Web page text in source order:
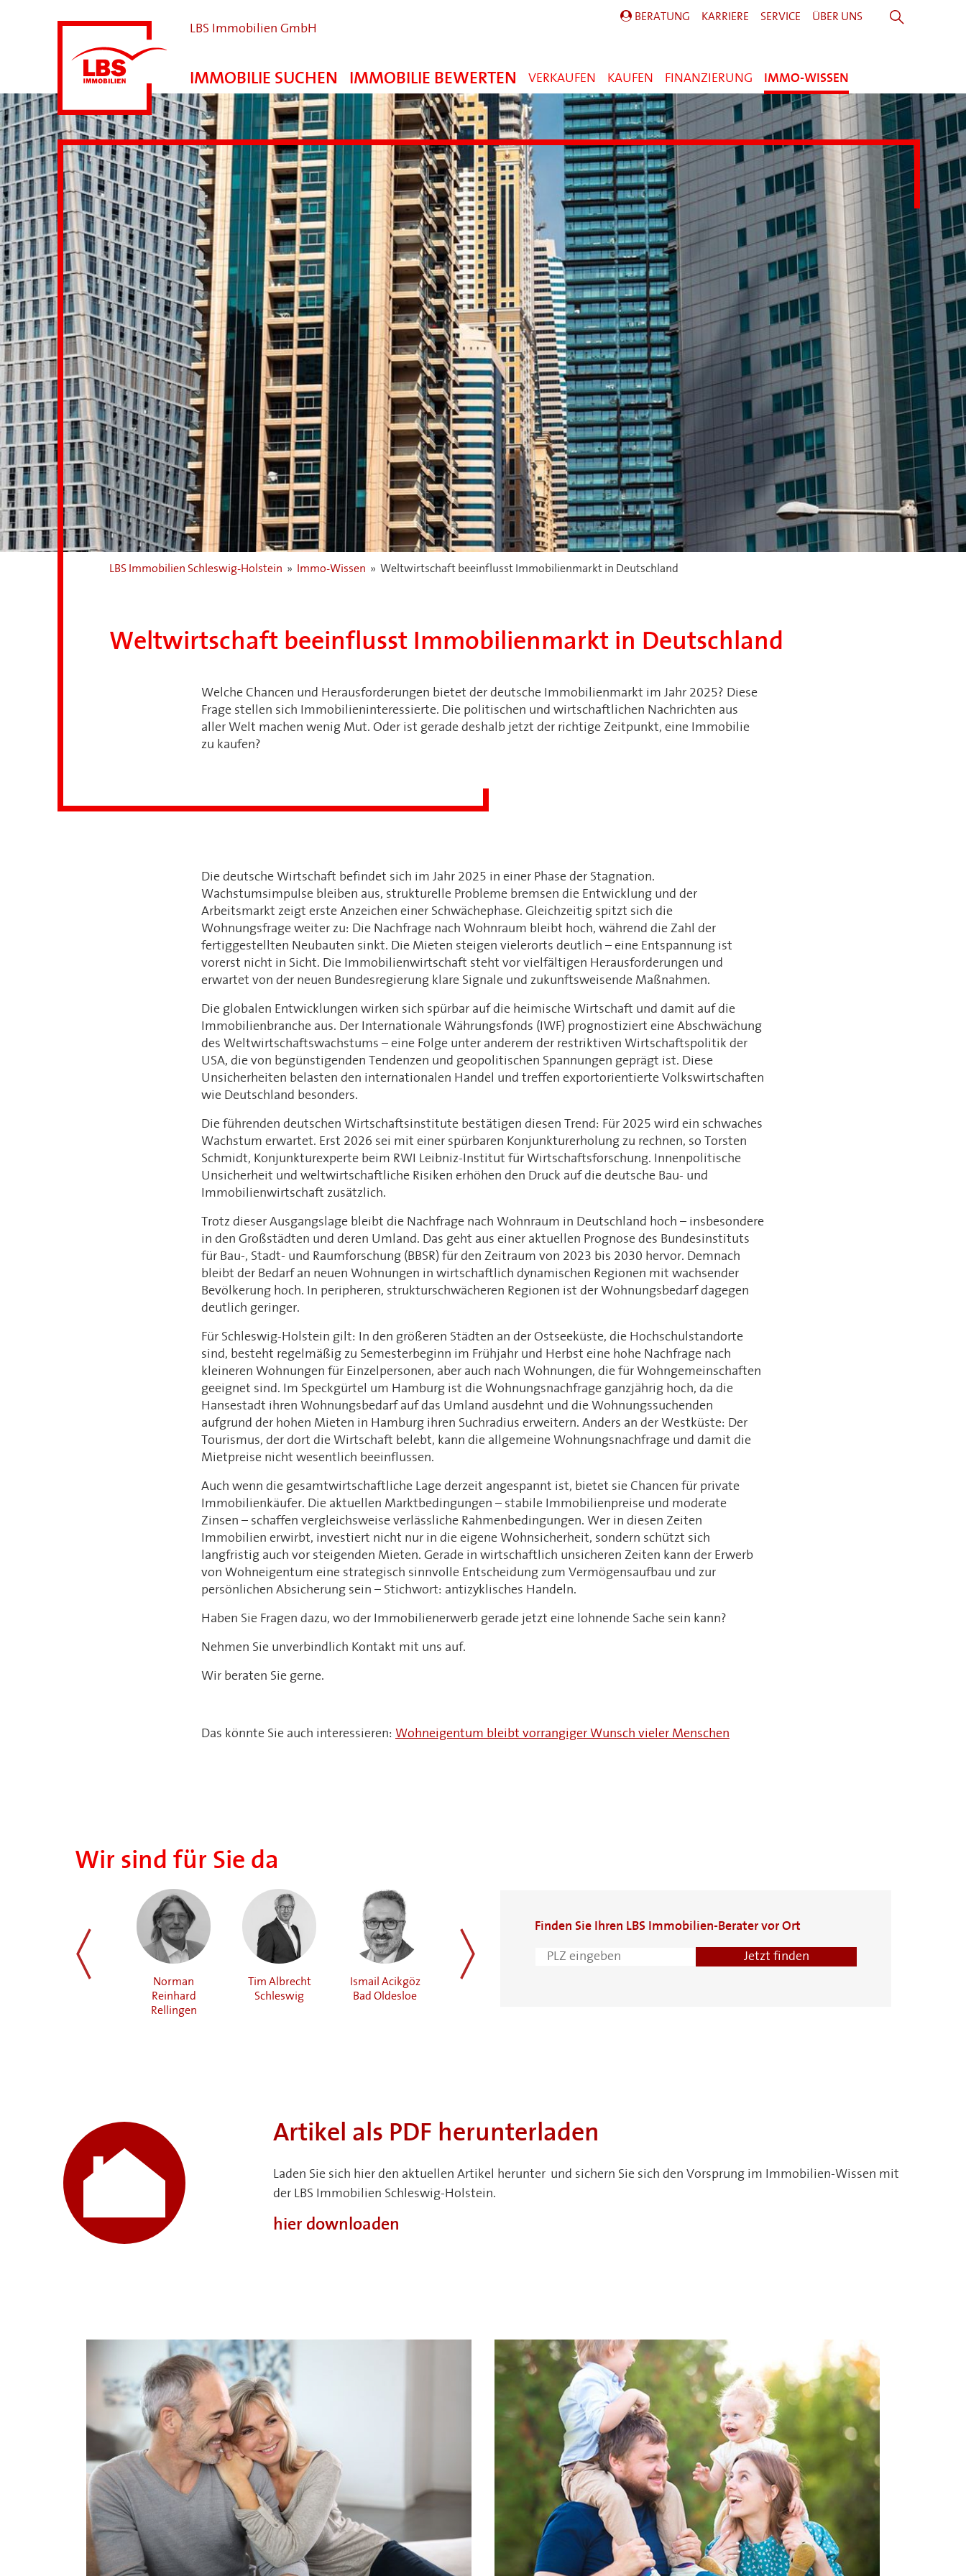
LBS Immobilien GmbH
IMMOBILIE SUCHEN IMMOBILIE BEWERTEN VERKAUFEN KAUFEN FINANZIERUNG IMMO-WISSEN
BERATUNG KARRIERE SERVICE ÜBER UNS
LBS Immobilien Schleswig-Holstein » Immo-Wissen » Weltwirtschaft beeinflusst Immobilienmarkt in Deutschland
Weltwirtschaft beeinflusst Immobilienmarkt in Deutschland
Welche Chancen und Herausforderungen bietet der deutsche Immobilienmarkt im Jahr 2025? Diese
Frage stellen sich Immobilieninteressierte. Die politischen und wirtschaftlichen Nachrichten aus
aller Welt machen wenig Mut. Oder ist gerade deshalb jetzt der richtige Zeitpunkt, eine Immobilie
zu kaufen?
Die deutsche Wirtschaft befindet sich im Jahr 2025 in einer Phase der Stagnation.
Wachstumsimpulse bleiben aus, strukturelle Probleme bremsen die Entwicklung und der
Arbeitsmarkt zeigt erste Anzeichen einer Schwächephase. Gleichzeitig spitzt sich die
Wohnungsfrage weiter zu: Die Nachfrage nach Wohnraum bleibt hoch, während die Zahl der
fertiggestellten Neubauten sinkt. Die Mieten steigen vielerorts deutlich – eine Entspannung ist
vorerst nicht in Sicht. Die Immobilienwirtschaft steht vor vielfältigen Herausforderungen und
erwartet von der neuen Bundesregierung klare Signale und zukunftsweisende Maßnahmen.
Die globalen Entwicklungen wirken sich spürbar auf die heimische Wirtschaft und damit auf die
Immobilienbranche aus. Der Internationale Währungsfonds (IWF) prognostiziert eine Abschwächung
des Weltwirtschaftswachstums – eine Folge unter anderem der restriktiven Wirtschaftspolitik der
USA, die von begünstigenden Tendenzen und geopolitischen Spannungen geprägt ist. Diese
Unsicherheiten belasten den internationalen Handel und treffen exportorientierte Volkswirtschaften
wie Deutschland besonders.
Die führenden deutschen Wirtschaftsinstitute bestätigen diesen Trend: Für 2025 wird ein schwaches
Wachstum erwartet. Erst 2026 sei mit einer spürbaren Konjunkturerholung zu rechnen, so Torsten
Schmidt, Konjunkturexperte beim RWI Leibniz-Institut für Wirtschaftsforschung. Innenpolitische
Unsicherheit und weltwirtschaftliche Risiken erhöhen den Druck auf die deutsche Bau- und
Immobilienwirtschaft zusätzlich.
Trotz dieser Ausgangslage bleibt die Nachfrage nach Wohnraum in Deutschland hoch – insbesondere
in den Großstädten und deren Umland. Das geht aus einer aktuellen Prognose des Bundesinstituts
für Bau-, Stadt- und Raumforschung (BBSR) für den Zeitraum von 2023 bis 2030 hervor. Demnach
bleibt der Bedarf an neuen Wohnungen in wirtschaftlich dynamischen Regionen mit wachsender
Bevölkerung hoch. In peripheren, strukturschwächeren Regionen ist der Wohnungsbedarf dagegen
deutlich geringer.
Für Schleswig-Holstein gilt: In den größeren Städten an der Ostseeküste, die Hochschulstandorte
sind, besteht regelmäßig zu Semesterbeginn im Frühjahr und Herbst eine hohe Nachfrage nach
kleineren Wohnungen für Einzelpersonen, aber auch nach Wohnungen, die für Wohngemeinschaften
geeignet sind. Im Speckgürtel um Hamburg ist die Wohnungsnachfrage ganzjährig hoch, da die
Hansestadt ihren Wohnungsbedarf auf das Umland ausdehnt und die Wohnungssuchenden
aufgrund der hohen Mieten in Hamburg ihren Suchradius erweitern. Anders an der Westküste: Der
Tourismus, der dort die Wirtschaft belebt, kann die allgemeine Wohnungsnachfrage und damit die
Mietpreise nicht wesentlich beeinflussen.
Auch wenn die gesamtwirtschaftliche Lage derzeit angespannt ist, bietet sie Chancen für private
Immobilienkäufer. Die aktuellen Marktbedingungen – stabile Immobilienpreise und moderate
Zinsen – schaffen vergleichsweise verlässliche Rahmenbedingungen. Wer in diesen Zeiten
Immobilien erwirbt, investiert nicht nur in die eigene Wohnsicherheit, sondern schützt sich
langfristig auch vor steigenden Mieten. Gerade in wirtschaftlich unsicheren Zeiten kann der Erwerb
von Wohneigentum eine strategisch sinnvolle Entscheidung zum Vermögensaufbau und zur
persönlichen Absicherung sein – Stichwort: antizyklisches Handeln.
Haben Sie Fragen dazu, wo der Immobilienerwerb gerade jetzt eine lohnende Sache sein kann?
Nehmen Sie unverbindlich Kontakt mit uns auf.
Wir beraten Sie gerne.
Das könnte Sie auch interessieren: Wohneigentum bleibt vorrangiger Wunsch vieler Menschen
Finden Sie Ihren LBS Immobilien-Berater vor Ort
Wir sind für Sie da
Norman
Reinhard
Rellingen
Tim Albrecht
Schleswig
Ismail Acikgöz
Bad Oldesloe
Jan-Pieter Frick
Artikel als PDF herunterladen
Laden Sie sich hier den aktuellen Artikel herunter und sichern Sie sich den Vorsprung im Immobilien-Wissen mit
der LBS Immobilien Schleswig-Holstein.
hier downloaden